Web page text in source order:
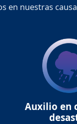
en nuestras
Auxilio en